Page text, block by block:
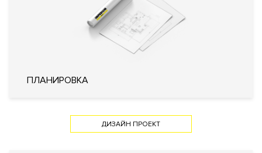
КПП
Профессиональная охрана
Консьерж служба
Видеонаблюдение
Огороженная и охраняемая
Система очистки воздуха
Фильтр очистки воды
ПЛАНИРОВКА
ДИЗАЙН ПРОЕКТ